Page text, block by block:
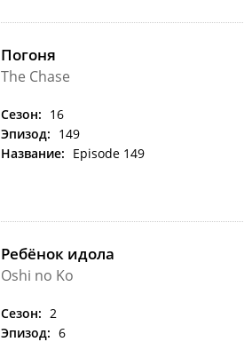
Погоня
The Chase
Сезон: 16
Эпизод: 149
Название: Episode 149
Ребёнок идола
Oshi no Ko
Сезон: 2
Эпизод: 6